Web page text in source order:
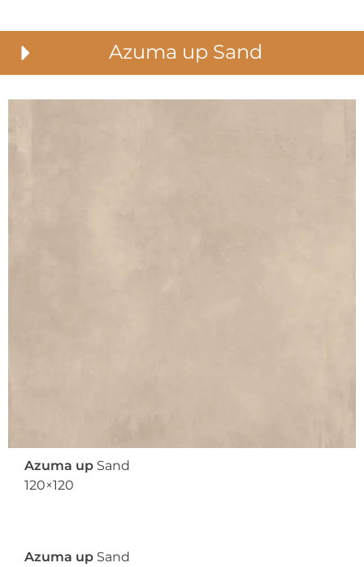
Azuma up Sand
Azuma up Sand
120×120
Azuma up Sand